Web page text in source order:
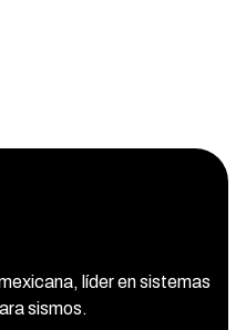
líder en sistemas
sismos.